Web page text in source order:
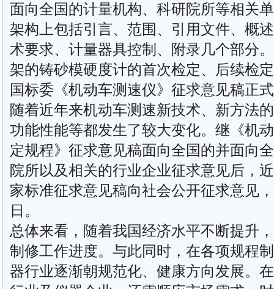
面向全国的计量机构、科研院所等相关
架构上包括引言、范围、引用文件、概
术要求、计量器具控制、附录几个部分
架的铸砂模硬度计的首次检定、后续检
国标委《机动车测速仪》征求意见稿正
随着近年来机动车测速新技术、新方法
功能性能等都发生了较大变化。继《机
定规程》征求意见稿面向全国的并面向
院所以及相关的行业企业征求意见后，
家标准征求意见稿向社会公开征求意见
日。
总体来看，随着我国经济水平不断提升
制修工作进度。与此同时，在各项规程
器行业逐渐朝规范化、健康方向发展。